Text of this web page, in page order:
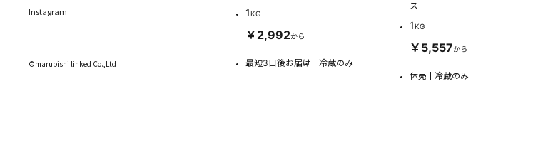
Instagram
©marubishi linked Co.,Ltd
1KG
￥2,992から
最短3日後お届け 冷蔵のみ
ス
1KG
￥5,557から
休売 冷蔵のみ